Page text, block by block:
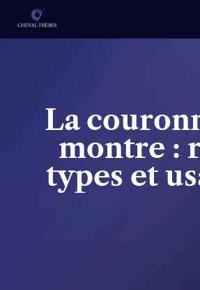
Aller
La
montre :
types et